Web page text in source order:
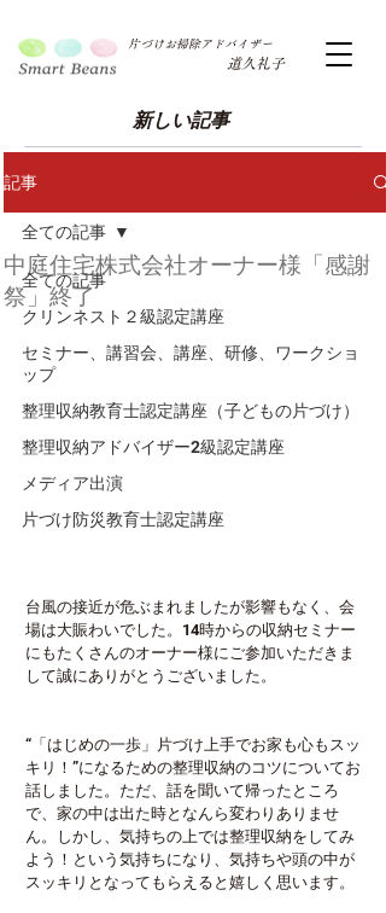
片づけお掃除アドバイザー
道久礼子
新しい記事
記事
全ての記事
クリンネスト２級認定講座
セミナー、講習会、講座、研修、ワークショ
ップ
整理収納教育士認定講座（子どもの片づけ）
整理収納アドバイザー2級認定講座
メディア出演
片づけ防災教育士認定講座
全ての記事
中庭住宅株式会社オーナー様「感謝
祭」終了
台風の接近が危ぶまれましたが影響もなく、会
場は大賑わいでした。14時からの収納セミナー
にもたくさんのオーナー様にご参加いただきま
して誠にありがとうございました。
“「はじめの一歩」片づけ上手でお家も心もスッ
キリ！”になるための整理収納のコツについてお
話しました。ただ、話を聞いて帰ったところ
で、家の中は出た時となんら変わりありませ
ん。しかし、気持ちの上では整理収納をしてみ
よう！という気持ちになり、気持ちや頭の中が
スッキリとなってもらえると嬉しく思います。